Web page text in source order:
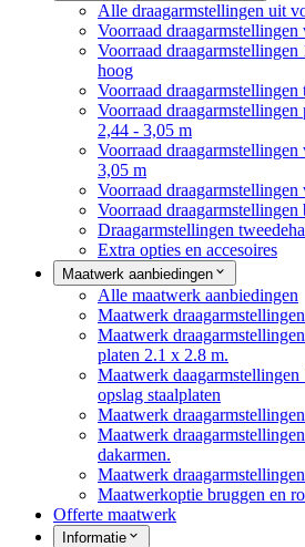
Alle draagarmstellingen uit
Voorraad
Voorraad
hoog
Voorraad
Voorraad
2,44 - 3,05 m
Voorraad
3,05 m
Voorraad
Voorraad draagarmstellingen
Draagarmstellingen
Extra opties en accesoires
Maatwerk aanbiedingen
Alle maatwerk aanbiedingen
Maatwerk
Maatwerk
platen 2.1 x 2.8 m.
Maatwerk
opslag staalplaten
Maatwerk
Maatwerk
dakarmen.
Maatwerk
Maatwerkoptie bruggen en
Offerte maatwerk
Informatie